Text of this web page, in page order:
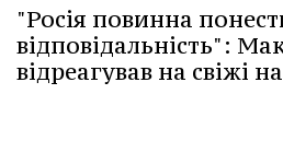
"Росія повинна
відповідальність":
відреагував на свіжі